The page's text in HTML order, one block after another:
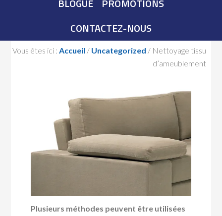
BLOGUE
PROMOTIONS
CONTACTEZ-NOUS
Vous êtes ici : Accueil / Uncategorized /Nettoyage tissu
d’ameublement
Plusieurs méthodes peuvent être utilisées